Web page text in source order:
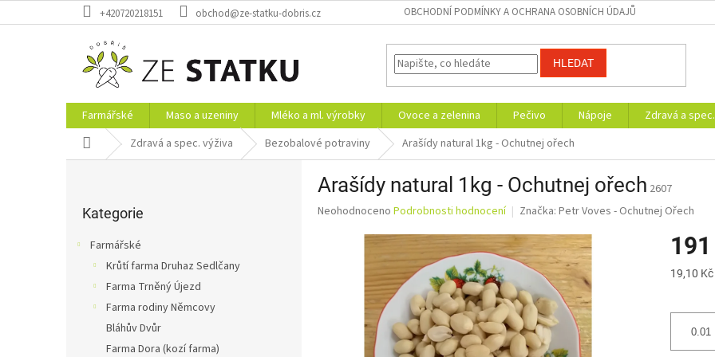
na
+420720218151 obchod@ze-statku-dobris.cz OBCHODNÍ PODMÍNKY A OCHRANA OSOBNÍCH ÚDAJŮ
HLEDAT
Farmářské Maso a uzeniny Mléko a ml. výrobky Ovoce a zelenina Pečivo Nápoje Zdravá a
Domů Zdravá a spec. výživa Bezobalové potraviny Arašídy natural 1kg - Ochutnej ořech
kategorie
Kategorie
Farmářské
Krůtí farma Druhaz Sedlčany
Farma Trněný Újezd
Farma rodiny Němcovy
Bláhův Dvůr
Farma Dora (kozí farma)
Arašídy natural 1kg - Ochutnej ořech 2607
Průměrné
hvězdiček.
Neohodnoceno Podrobnosti hodnocení Značka: Petr Voves - Ochutnej Ořech
Měrná
19,10